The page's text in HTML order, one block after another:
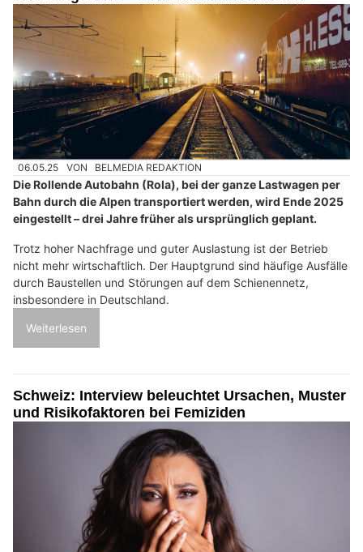
06.05.25 VON BELMEDIA REDAKTION
Die Rollende Autobahn (Rola), bei der ganze Lastwagen per
Bahn durch die Alpen transportiert werden, wird Ende 2025
eingestellt – drei Jahre früher als ursprünglich geplant.
Trotz hoher Nachfrage und guter Auslastung ist der Betrieb
nicht mehr wirtschaftlich. Der Hauptgrund sind häufige Ausfälle
durch Baustellen und Störungen auf dem Schienennetz,
insbesondere in Deutschland.
Weiterlesen
Schweiz: Interview beleuchtet Ursachen, Muster
und Risikofaktoren bei Femiziden